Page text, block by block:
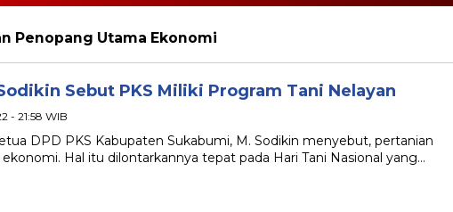
Penopang Utama Ekonomi
Sebut PKS Miliki Program Tani Nelayan
- 21:58 WIB
DPD PKS Kabupaten Sukabumi, M. Sodikin menyebut, pertanian
Hal itu dilontarkannya tepat pada Hari Tani Nasional yang…